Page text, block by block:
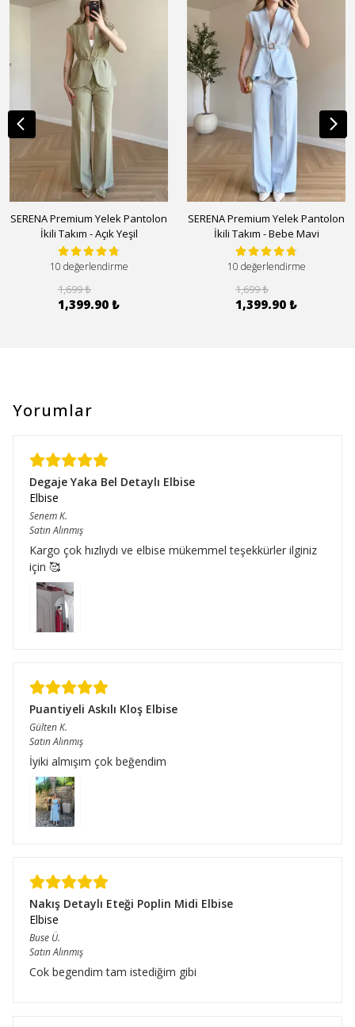
SERENA Premium Yelek Pantolon
İkili Takım - Açık Yeşil
10 değerlendirme
1,699 ₺
1,399.90 ₺
SERENA Premium Yelek Pantolon
İkili Takım - Bebe Mavi
10 değerlendirme
1,699 ₺
1,399.90 ₺
Yorumlar
Degaje Yaka Bel Detaylı Elbise
Elbise
SenemK.
Satın Alınmış
Kargo çok hızlıydı ve elbise mükemmel teşekkürler ilginiz
için 🥰
Puantiyeli Askılı Kloş Elbise
GültenK.
Satın Alınmış
İyiki almışım çok beğendim
Nakış Detaylı Eteği Poplin Midi Elbise
Elbise
Buse Ü.
Satın Alınmış
Cok begendim tam istediğim gibi